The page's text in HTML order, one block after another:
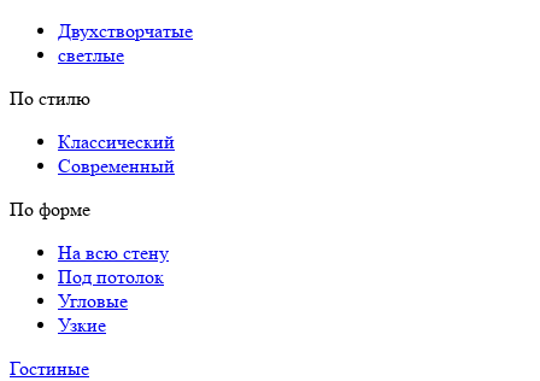
Двухстворчатые
светлые
По стилю
Классический
Современный
По форме
На всю стену
Под потолок
Угловые
Узкие
Гостиные